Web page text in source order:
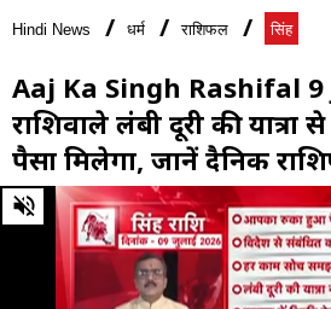
Hindi News धर्म राशिफल सिंह
Aaj Ka Singh Rashifal 9
राशिवाले लंबी दूरी की
पैसा मिलेगा, जानें दैनिक
0
of
seconds